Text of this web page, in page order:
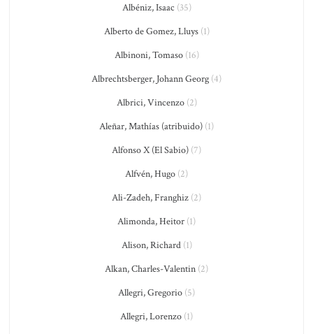
Albéniz, Isaac (35)
Alberto de Gomez, Lluys(1)
Albinoni, Tomaso(16)
Albrechtsberger, Johann Georg (4)
Albrici, Vincenzo(2)
Aleñar, Mathías (atribuido) (1)
Alfonso X (El Sabio) (7)
Alfvén, Hugo (2)
Ali-Zadeh, Franghiz (2)
Alimonda, Heitor (1)
Alison, Richard(1)
Alkan, Charles-Valentin (2)
Allegri, Gregorio (5)
Allegri, Lorenzo (1)